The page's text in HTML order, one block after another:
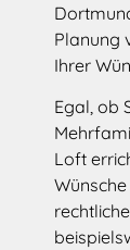
Planung
Ihrer
Egal, ob
Loft